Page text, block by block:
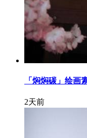
「焖焖碳」绘画
2天前